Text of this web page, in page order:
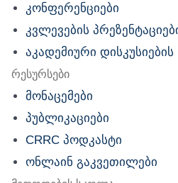
კონფერენციები
კვლევების
აკადემიური დისკუსიების
რესურსები
მონაცემები
პუბლიკაციები
CRRC პოდკასტი
ონლაინ გაკვეთილები